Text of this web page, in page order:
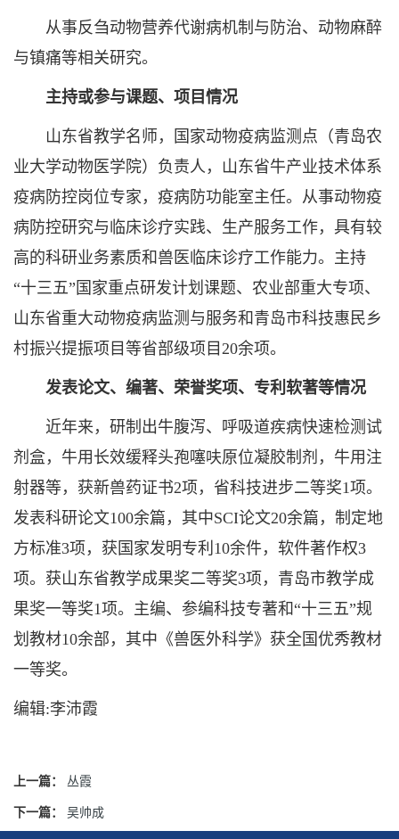
从事反刍动物营养代谢病机制与防治、动物麻醉
与镇痛等相关研究。
主持或参与课题、项目情况
山东省教学名师，国家动物疫病监测点（青岛农
业大学动物医学院）负责人，山东省牛产业技术体系
疫病防控岗位专家，疫病防功能室主任。从事动物疫
病防控研究与临床诊疗实践、生产服务工作，具有较
高的科研业务素质和兽医临床诊疗工作能力。主持
“十三五”国家重点研发计划课题、农业部重大专项、
山东省重大动物疫病监测与服务和青岛市科技惠民乡
村振兴提振项目等省部级项目20余项。
发表论文、编著、荣誉奖项、专利软著等情况
近年来，研制出牛腹泻、呼吸道疾病快速检测试
剂盒，牛用长效缓释头孢噻呋原位凝胶制剂，牛用注
射器等，获新兽药证书2项，省科技进步二等奖1项。
发表科研论文100余篇，其中SCI论文20余篇，制定地
方标准3项，获国家发明专利10余件，软件著作权3
项。获山东省教学成果奖二等奖3项，青岛市教学成
果奖一等奖1项。主编、参编科技专著和“十三五”规
划教材10余部，其中《兽医外科学》获全国优秀教材
一等奖。
编辑:李沛霞
上一篇： 丛霞
下一篇： 吴帅成